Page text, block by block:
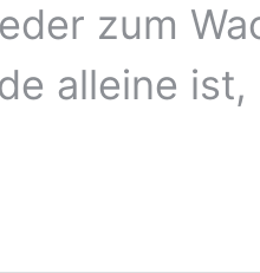
zum
alleine